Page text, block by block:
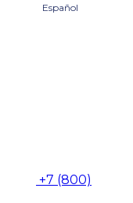
Español
+7 (800)